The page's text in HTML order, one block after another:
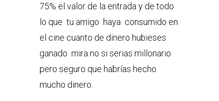
75% el valor de la entrada y de todo
lo que tu amigo haya consumido en
el cine cuanto de dinero hubieses
ganado mira no si serias millonario
pero seguro que habrías hecho
mucho dinero.